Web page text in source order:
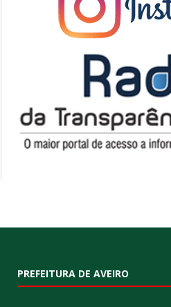
PREFEITURA DE AVEIRO